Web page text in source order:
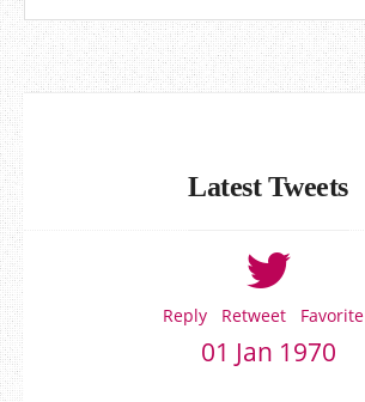
Latest Tweets
Reply Retweet Favorite
01 Jan 1970